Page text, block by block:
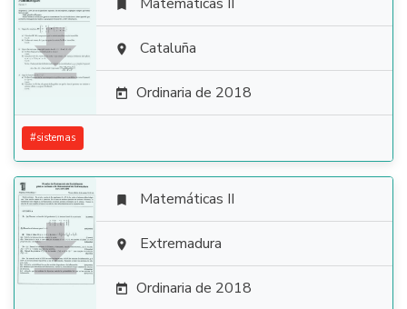
  Cataluña
 Ordinaria de 2018
#sistemas

 Matemáticas II
 Extremadura
 Ordinaria de 2018